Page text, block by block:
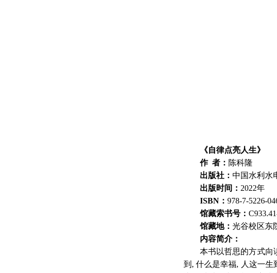
《自律点亮人生》
作 者： 陈科隆
出版社： 中国水利水
出版时间： 2022年
ISBN： 978-7-5226-
馆藏索书号：
馆藏地： 光谷校区东
内容简介：
本书以哲思的方式向
到, 什么是幸福, 人这一